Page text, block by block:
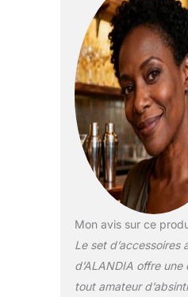
Mon avis sur ce
Le set d’accessoires
d’ALANDIA offre
tout amateur